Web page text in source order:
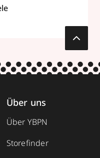
Über uns
Über YBPN
Storefinder